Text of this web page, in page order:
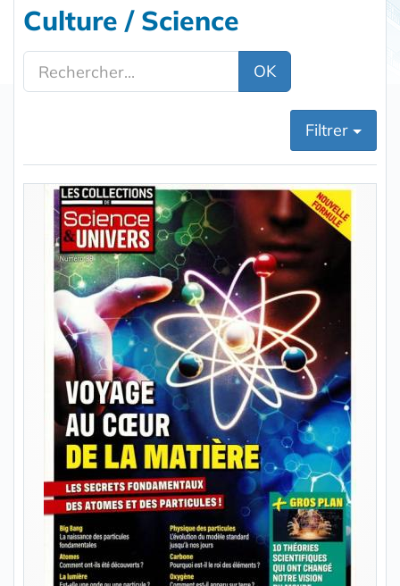
Culture / Science
OK
Filtrer